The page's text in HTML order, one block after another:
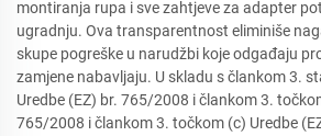
montiranja rupa i sve zahtjeve za adapter
ugradnju. Ova transparentnost eliminiše
skupe pogreške u narudžbi koje odgađaju
zamjene nabavljaju. U skladu s člankom 3.
Uredbe (EZ) br. 765/2008 i člankom 3.
765/2008 i člankom 3. točkom (c) Uredbe